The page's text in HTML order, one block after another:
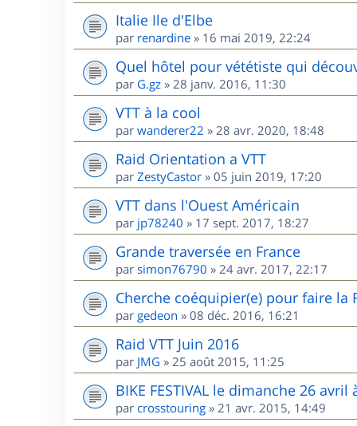
Italie Ile d'Elbe
par renardine » 16 mai 2019, 22:24
Quel hôtel pour vététiste qui
par G.gz » 28 janv. 2016, 11:30
VTT à la cool
par wanderer22 » 28 avr. 2020, 18:48
Raid Orientation a VTT
par ZestyCastor » 05 juin 2019, 17:20
VTT dans l'Ouest Américain
par jp78240 » 17 sept. 2017, 18:27
Grande traversée en France
par simon76790 » 24 avr. 2017, 22:17
Cherche coéquipier(e) pour faire la
par gedeon » 08 déc. 2016, 16:21
Raid VTT Juin 2016
par JMG » 25 août 2015, 11:25
BIKE FESTIVAL le dimanche 26 avril
par crosstouring » 21 avr. 2015, 14:49